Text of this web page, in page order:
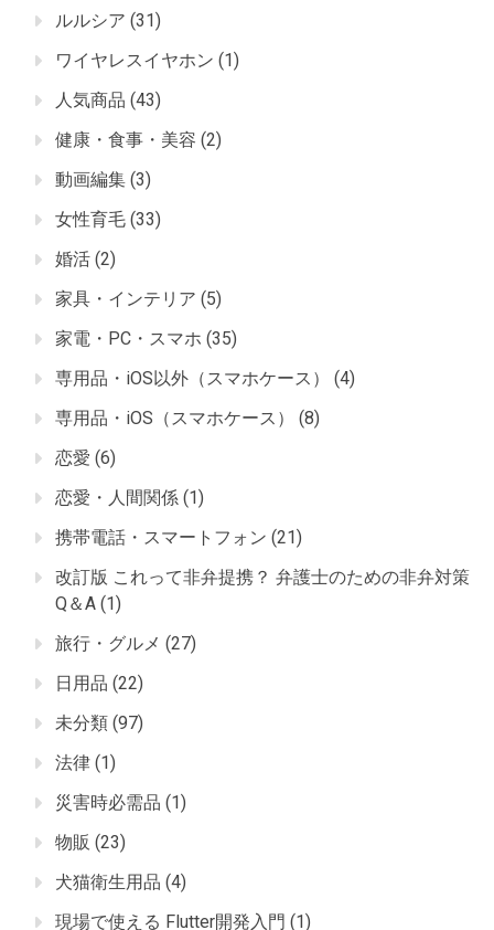
ルルシア (31)
ワイヤレスイヤホン (1)
人気商品 (43)
健康・食事・美容 (2)
動画編集 (3)
女性育毛 (33)
婚活 (2)
家具・インテリア (5)
家電・PC・スマホ (35)
専用品・iOS以外（スマホケース）
(4)
専用品・iOS（スマホケース）
(8)
恋愛 (6)
恋愛・人間関係 (1)
携帯電話・スマートフォン (21)
改訂版 これって非弁提携？ 弁護士のための非弁対策
Q＆A (1)
旅行・グルメ (27)
日用品 (22)
未分類 (97)
法律 (1)
災害時必需品 (1)
物販 (23)
犬猫衛生用品 (4)
現場で使える Flutter開発入門 (1)